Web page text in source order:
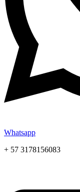
Whatsapp
+ 57 3178156083